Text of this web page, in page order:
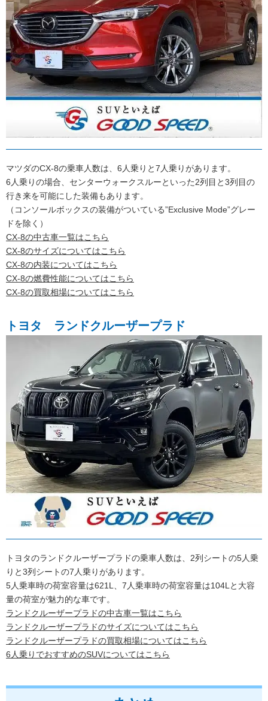
マツダのCX-8の乗車人数は、6人乗りと7人乗りがあります。
6人乗りの場合、センターウォークスルーといった2列目と3列目の
行き来を可能にした装備もあります。
（コンソールボックスの装備がついている”Exclusive Mode”グレー
ドを除く）
CX-8の中古車一覧はこちら
CX-8のサイズについてはこちら
CX-8の内装についてはこちら
CX-8の燃費性能についてはこちら
CX-8の買取相場についてはこちら
トヨタ ランドクルーザープラド
トヨタのランドクルーザープラドの乗車人数は、2列シートの5人乗
りと3列シートの7人乗りがあります。
5人乗車時の荷室容量は621L、7人乗車時の荷室容量は104Lと大容
量の荷室が魅力的な車です。
ランドクルーザープラドの中古車一覧はこちら
ランドクルーザープラドのサイズについてはこちら
ランドクルーザープラドの買取相場についてはこちら
6人乗りでおすすめのSUVについてはこちら